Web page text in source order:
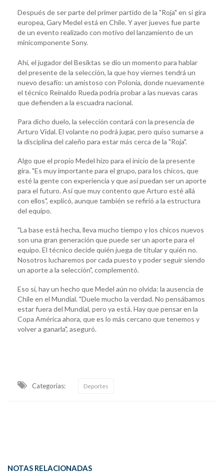
Después de ser parte del primer partido de la "Roja" en si gira
europea, Gary Medel está en Chile. Y ayer jueves fue parte
de un evento realizado con motivo del lanzamiento de un
minicomponente Sony.
Ahí, el jugador del Besiktas se dio un momento para hablar
del presente de la selección, la que hoy viernes tendrá un
nuevo desafío: un amistoso con Polonia, donde nuevamente
el técnico Reinaldo Rueda podría probar a las nuevas caras
que defienden a la escuadra nacional.
Para dicho duelo, la selección contará con la presencia de
Arturo Vidal. El volante no podrá jugar, pero quiso sumarse a
la disciplina del caleño para estar más cerca de la "Roja".
Algo que el propio Medel hizo para el inicio de la presente
gira. "Es muy importante para el grupo, para los chicos, que
esté la gente con experiencia y que así puedan ser un aporte
para el futuro. Así que muy contento que Arturo esté allá
con ellos", explicó, aunque también se refirió a la estructura
del equipo.
"La base está hecha, lleva mucho tiempo y los chicos nuevos
son una gran generación que puede ser un aporte para el
equipo. El técnico decide quién juega de titular y quién no.
Nosotros lucharemos por cada puesto y poder seguir siendo
un aporte a la selección", complementó.
Eso sí, hay un hecho que Medel aún no olvida: la ausencia de
Chile en el Mundial. "Duele mucho la verdad. No pensábamos
estar fuera del Mundial, pero ya está. Hay que pensar en la
Copa América ahora, que es lo más cercano que tenemos y
volver a ganarla", aseguró.
Categorias: Deportes
NOTAS RELACIONADAS